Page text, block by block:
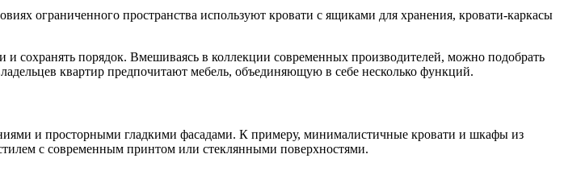
ограниченного пространства используют кровати с ящиками для хранения, кровати-каркасы
сохранять порядок. Вмешиваясь в коллекции современных производителей, можно подобрать
квартир предпочитают мебель, объединяющую в себе несколько функций.
и просторными гладкими фасадами. К примеру, минималистичные кровати и шкафы из
с современным принтом или стеклянными поверхностями.